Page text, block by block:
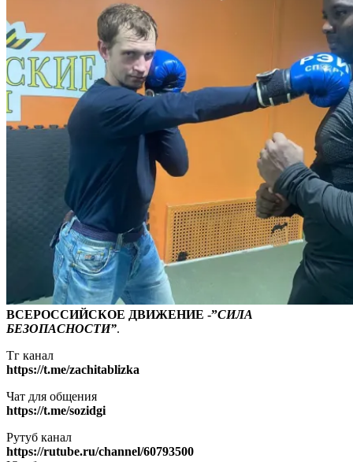
ВСЕРОССИЙСКОЕ ДВИЖЕНИЕ -”СИЛА
БЕЗОПАСНОСТИ”.
Тг канал
https://t.me/zachitablizka
Чат для общения
https://t.me/sozidgi
Рутуб канал
https://rutube.ru/channel/60793500